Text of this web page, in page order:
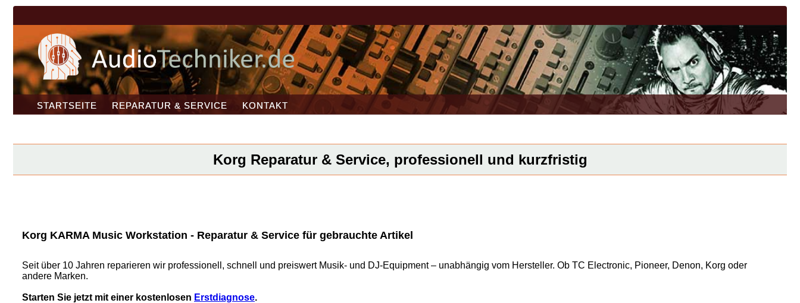
STARTSEITE REPARATUR & SERVICE KONTAKT
Korg Reparatur & Service, professionell und kurzfristig
Korg KARMA Music Workstation - Reparatur & Service für gebrauchte Artikel
Seit über 10 Jahren reparieren wir professionell, schnell und preiswert Musik- und DJ-Equipment – unabhängig vom Hersteller. Ob TC Electronic, Pioneer, Denon, Korg oder
andere Marken.
Starten Sie jetzt mit einer kostenlosen Erstdiagnose.